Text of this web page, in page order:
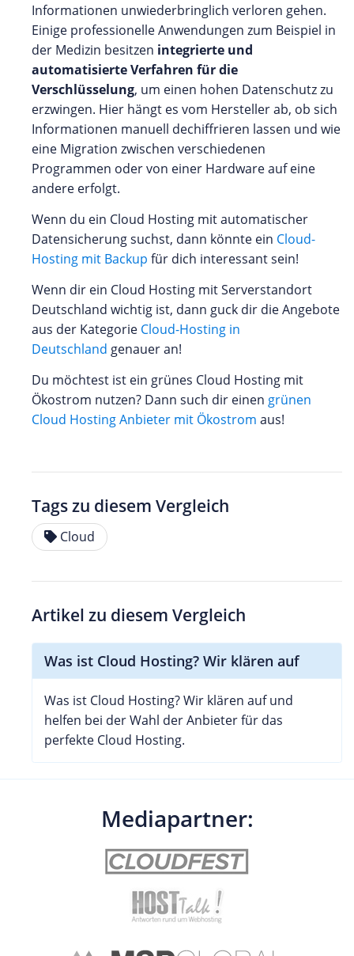
Informationen unwiederbringlich verloren gehen.
Einige professionelle Anwendungen zum Beispiel in
der Medizin besitzen integrierte und
automatisierte Verfahren für die
Verschlüsselung, um einen hohen Datenschutz zu
erzwingen. Hier hängt es vom Hersteller ab, ob sich
Informationen manuell dechiffrieren lassen und wie
eine Migration zwischen verschiedenen
Programmen oder von einer Hardware auf eine
andere erfolgt.
Wenn du ein Cloud Hosting mit automatischer
Datensicherung suchst, dann könnte ein Cloud-
Hosting mit Backup für dich interessant sein!
Wenn dir ein Cloud Hosting mit Serverstandort
Deutschland wichtig ist, dann guck dir die Angebote
aus der Kategorie Cloud-Hosting in
Deutschland genauer an!
Du möchtest ist ein grünes Cloud Hosting mit
Ökostrom nutzen? Dann such dir einen grünen
Cloud Hosting Anbieter mit Ökostrom aus!
Tags zu diesem Vergleich
Cloud
Artikel zu diesem Vergleich
Was ist Cloud Hosting? Wir klären auf
Was ist Cloud Hosting? Wir klären auf und
helfen bei der Wahl der Anbieter für das
perfekte Cloud Hosting.
Mediapartner: